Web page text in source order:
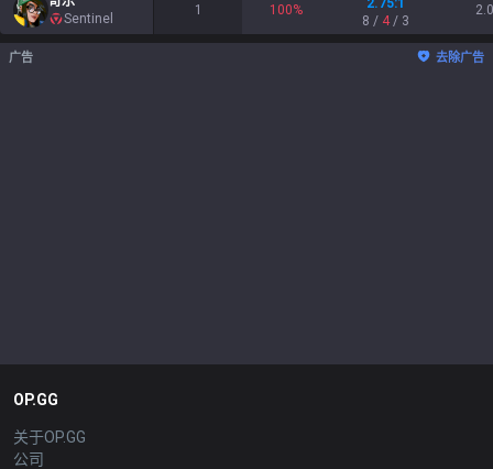
Sentinel
1 100% 2.75:1
8 / 4/ 3
2.0
广告 去除广告
OP.GG
关于OP.GG
公司